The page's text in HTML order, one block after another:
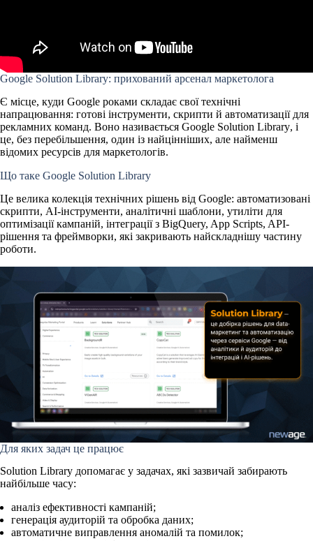
Google Solution Library: прихований арсенал маркетолога
Є місце, куди Google роками складає свої технічні
напрацювання: готові інструменти, скрипти й автоматизації для
рекламних команд. Воно називається Google Solution Library, і
це, без перебільшення, один із найцінніших, але найменш
відомих ресурсів для маркетологів.
Що таке Google Solution Library
Це велика колекція технічних рішень від Google: автоматизовані
скрипти, AI-інструменти, аналітичні шаблони, утиліти для
оптимізації кампаній, інтеграції з BigQuery, App Scripts, API-
рішення та фреймворки, які закривають найскладнішу частину
роботи.
Для яких задач це працює
Solution Library допомагає у задачах, які зазвичай забирають
найбільше часу:
аналіз ефективності кампаній;
генерація аудиторій та обробка даних;
автоматичне виправлення аномалій та помилок;